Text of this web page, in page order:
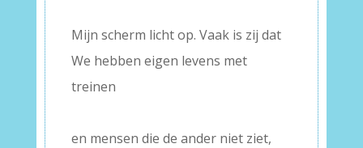
Mijn scherm licht op. Vaak is zij dat
We hebben eigen levens met
treinen
en mensen die de ander niet ziet,